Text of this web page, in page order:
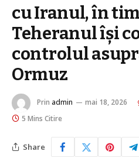
cu Iranul, în
Teheranul își
controlul
Ormuz
Prin admin mai 18, 2026
5 Mins Citire
Share